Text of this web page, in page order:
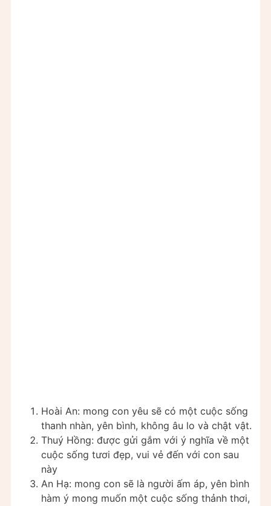
Hoài An: mong con yêu sẽ có một cuộc sống
thanh nhàn, yên bình, không âu lo và chật vật.
Thuý Hồng: được gửi gắm với ý nghĩa về một
cuộc sống tươi đẹp, vui vẻ đến với con sau
này
An Hạ: mong con sẽ là người ấm áp, yên bình
hàm ý mong muốn một cuộc sống thảnh thơi,